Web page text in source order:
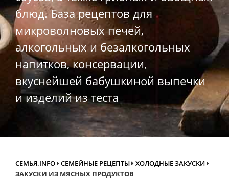
блюд. База рецептов для
микроволновых печей,
алкогольных и безалкогольных
напитков, консервации,
вкуснейшей бабушкиной выпечки
и изделий из теста
СЕМЬЯ.INFO СЕМЕЙНЫЕ РЕЦЕПТЫ
ХОЛОДНЫЕ ЗАКУСКИ
ЗАКУСКИ ИЗ МЯСНЫХ ПРОДУКТОВ